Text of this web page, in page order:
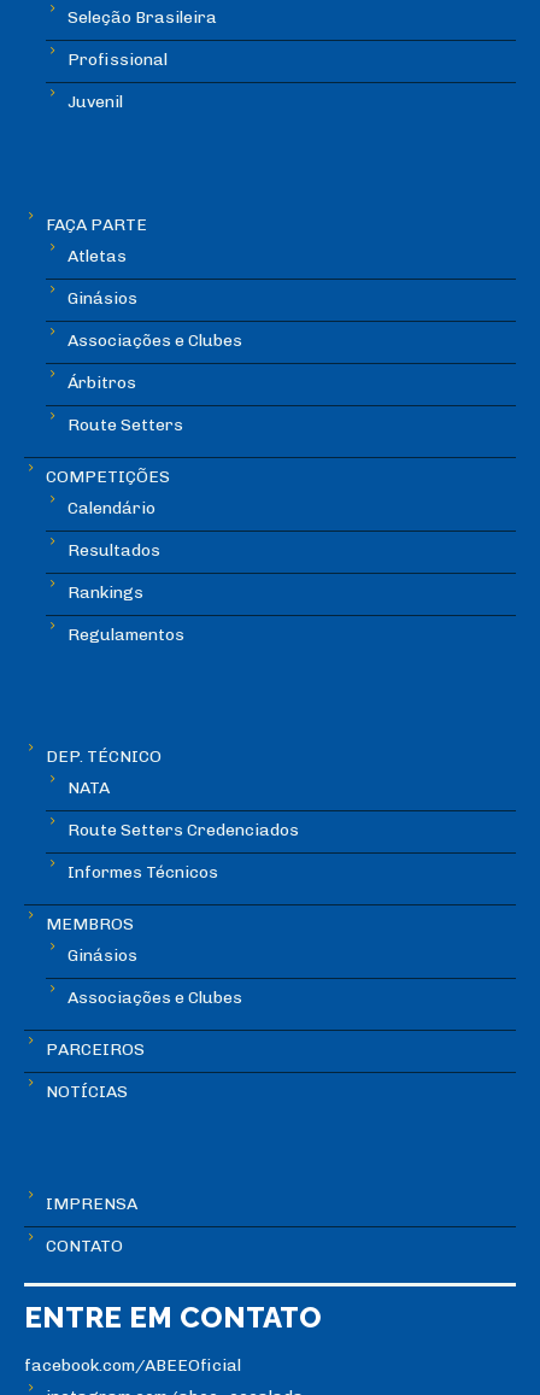
Seleção Brasileira
Profissional
Juvenil
FAÇA PARTE
Atletas
Ginásios
Associações e Clubes
Árbitros
Route Setters
COMPETIÇÕES
Calendário
Resultados
Rankings
Regulamentos
DEP. TÉCNICO
NATA
Route Setters Credenciados
Informes Técnicos
MEMBROS
Ginásios
Associações e Clubes
PARCEIROS
NOTÍCIAS
IMPRENSA
CONTATO
ENTRE EM CONTATO
facebook.com/ABEEOficial